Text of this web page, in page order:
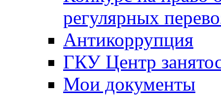
регулярных
Антикоррупция
ГКУ Центр
Мои документы